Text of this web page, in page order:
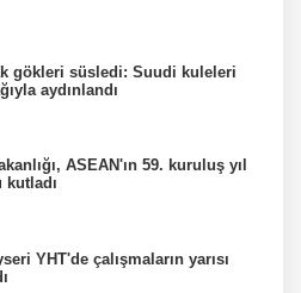
gökleri süsledi: Suudi kuleleri
aydınlandı
ASEAN'ın 59. kuruluş yıl
YHT'de çalışmaların yarısı